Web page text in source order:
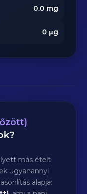
0.0 mg
0 μg
más ételt
ugyanannyi
alapja: